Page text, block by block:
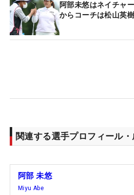
阿部未悠はネイチャ
からコーチは松山英
関連する選手プロフィール
阿部 未悠
Miyu Abe